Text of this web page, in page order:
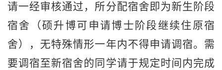
请一经审核通过，所分配宿舍即为新生 阶段
宿舍
（硕升博可 申请博士阶段继续住原宿
舍）， 无特殊情形一年内不得申请调宿。需
要调宿至新宿舍的同学请于规定时间内完成